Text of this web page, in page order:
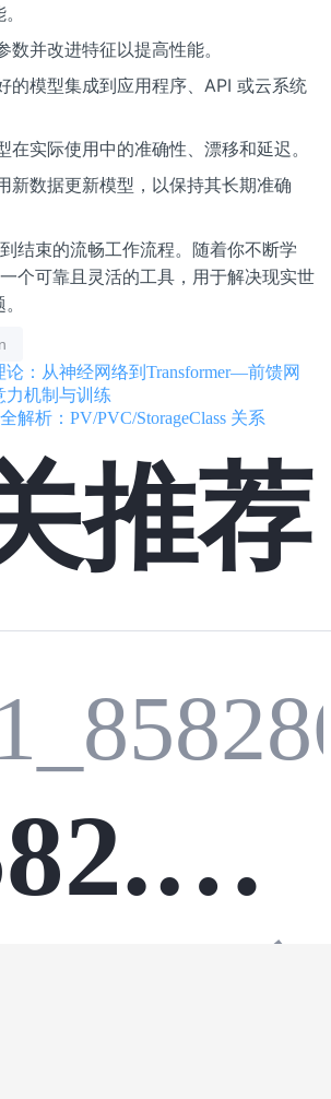
数并改进特征以提高性能。
的模型集成到应用程序、API 或云系统
在实际使用中的准确性、漂移和延迟。
新数据更新模型，以保持其长期准确
结束的流畅工作流程。随着你不断学
个可靠且灵活的工具，用于解决现实世
论：从神经网络到Transformer—前馈网
力机制与训练
解析：PV/PVC/StorageClass 关系
推荐